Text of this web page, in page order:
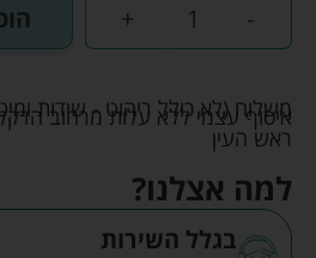
-
+
משלוח (לא כולל ריהוט - שידות
ראש העין
למה אצלנו?
בגלל השירות